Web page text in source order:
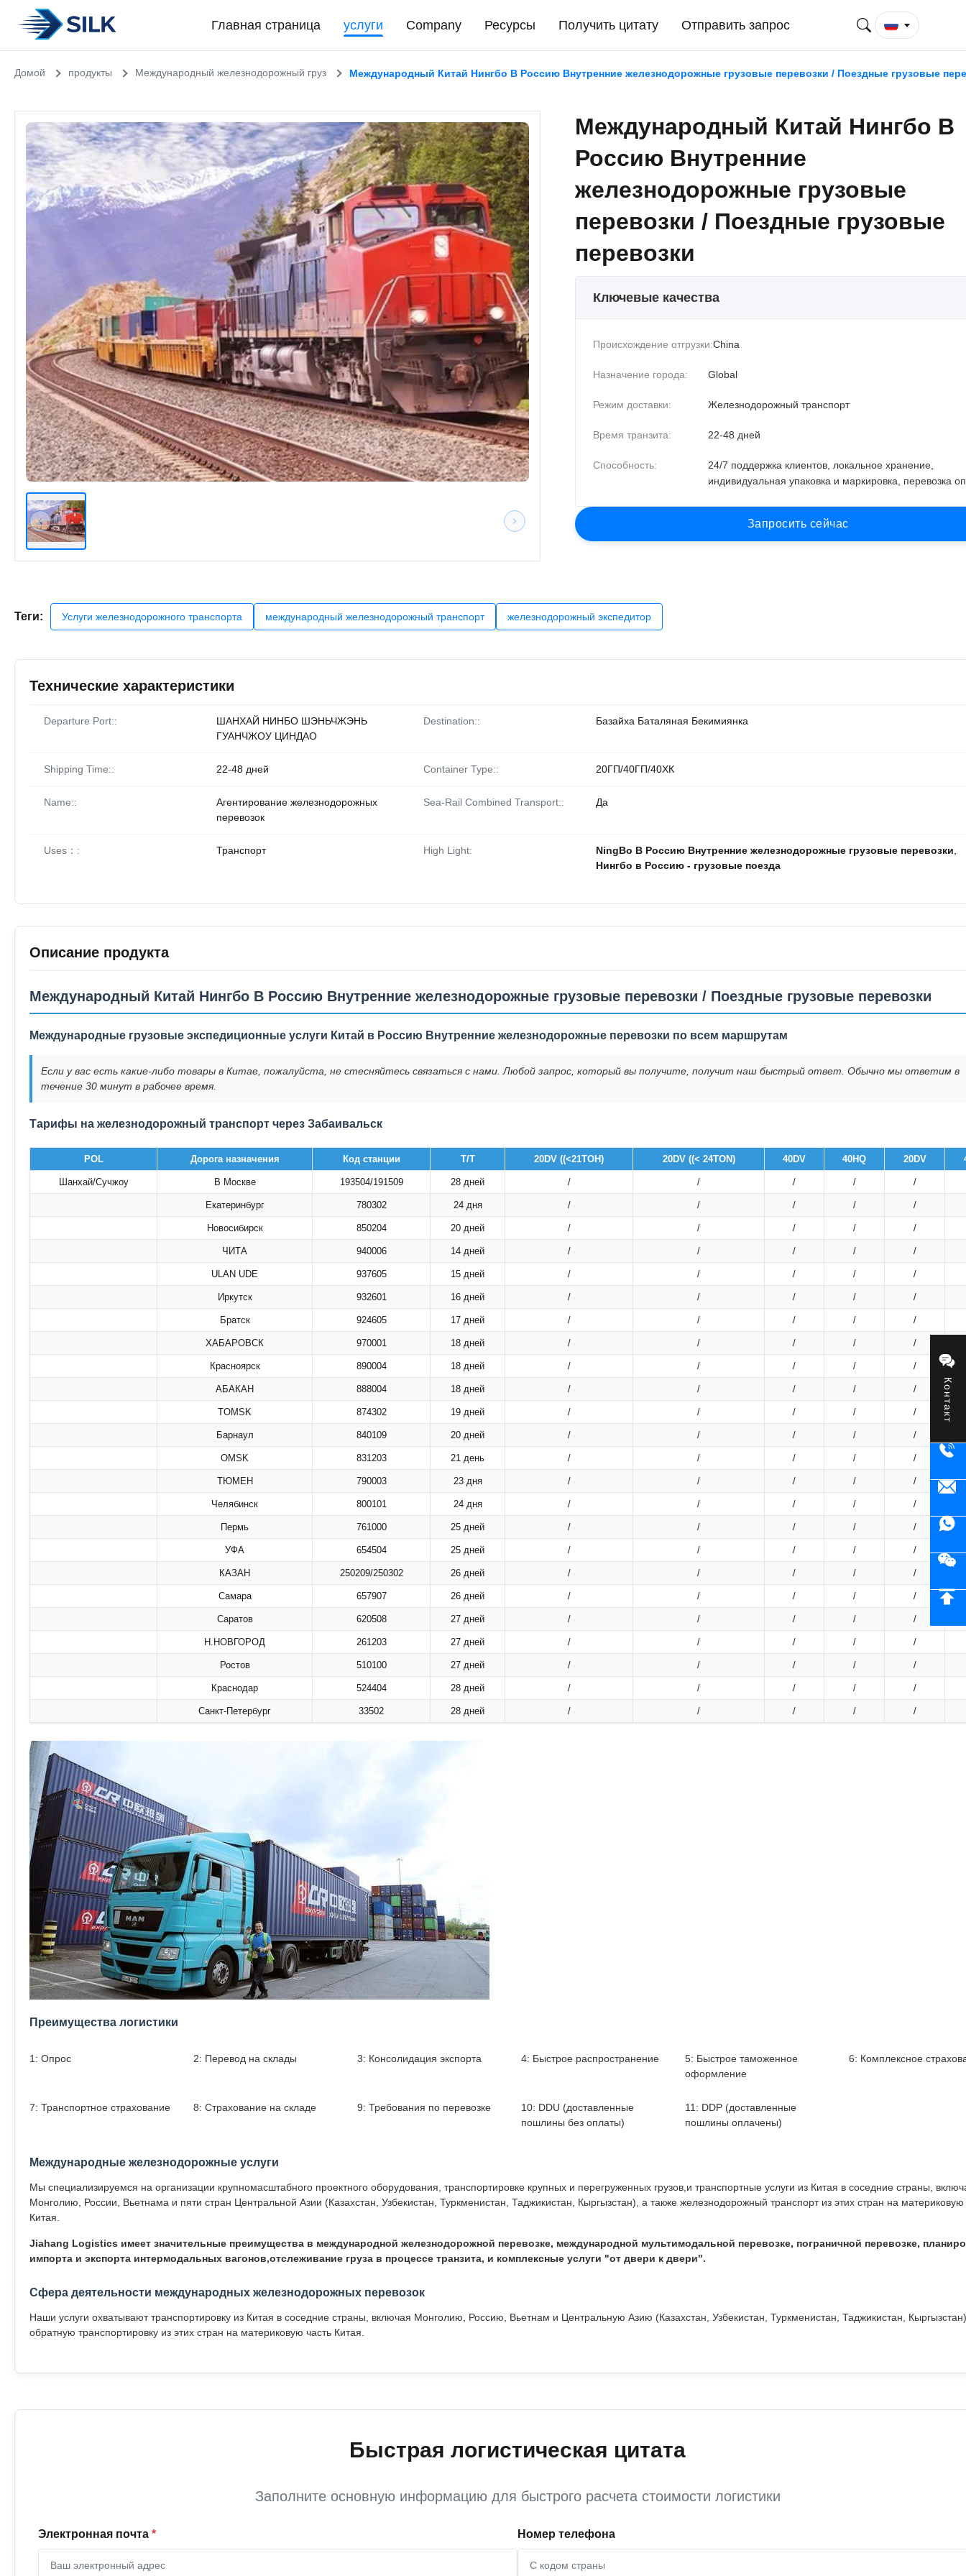
Контакт
Главная страница услуги Company Ресурсы Получить цитату Отправить запрос
Домой продукты Международный железнодорожный груз Международный Китай Нингбо В Россию Внутренние железнодорожные грузовые перевозки / Поездные грузовые
Международный Китай Нингбо В
Россию Внутренние
железнодорожные грузовые
перевозки / Поездные грузовые
перевозки
Ключевые качества
Происхождение отгрузки:China
Назначение города: Global
Режим доставки: Железнодорожный транспорт
Время транзита: 22-48 дней
Способность:
24/7 поддержка клиентов, локальное хранение,
индивидуальная упаковка и маркировка, перевозка
Запросить сейчас
Теги: Услуги железнодорожного транспорта международный железнодорожный транспорт железнодорожный экспедитор
Технические характеристики
Departure Port::
ШАНХАЙ НИНБО ШЭНЬЧЖЭНЬ
ГУАНЧЖОУ ЦИНДАО
Destination:: Базайха Баталяная Бекимиянка
Shipping Time:: 22-48 дней Container Type:: 20ГП/40ГП/40ХК
Name::
Агентирование железнодорожных
перевозок
Sea-Rail Combined Transport:: Да
Uses：: Транспорт High Light: NingBo В Россию Внутренние железнодорожные грузовые перевозки
Нингбо в Россию - грузовые поезда
Описание продукта
Международный Китай Нингбо В Россию Внутренние железнодорожные грузовые перевозки / Поездные грузовые перевозки
Международные грузовые экспедиционные услуги Китай в Россию Внутренние железнодорожные перевозки по всем маршрутам
Если у вас есть какие-либо товары в Китае, пожалуйста, не стесняйтесь связаться с нами. Любой запрос, который вы получите, получит наш быстрый ответ. Обычно мы ответим в
течение 30 минут в рабочее время.
Тарифы на железнодорожный транспорт через Забаивальск
POL Дорога назначения Код станции T/T 20DV ((<21ТОН) 20DV ((< 24TON) 40DV 40HQ 20DV
Шанхай/Сучжоу В Москве 193504/191509 28 дней / / / / /
Екатеринбург 780302 24 дня / / / / /
Новосибирск 850204 20 дней / / / / /
ЧИТА 940006 14 дней / / / / /
ULAN UDE 937605 15 дней / / / / /
Иркутск 932601 16 дней / / / / /
Братск 924605 17 дней / / / / /
ХАБАРОВСК 970001 18 дней / / / / /
Красноярск 890004 18 дней / / / / /
АБАКАН 888004 18 дней / / / / /
TOMSK 874302 19 дней / / / / /
Барнаул 840109 20 дней / / / / /
OMSK 831203 21 день / / / / /
ТЮМЕН 790003 23 дня / / / / /
Челябинск 800101 24 дня / / / / /
Пермь 761000 25 дней / / / / /
УФА 654504 25 дней / / / / /
КАЗАН 250209/250302 26 дней / / / / /
Самара 657907 26 дней / / / / /
Саратов 620508 27 дней / / / / /
Н.НОВГОРОД 261203 27 дней / / / / /
Ростов 510100 27 дней / / / / /
Краснодар 524404 28 дней / / / / /
Санкт-Петербург 33502 28 дней / / / / /
Преимущества логистики
1: Опрос 2: Перевод на склады 3: Консолидация экспорта 4: Быстрое распространение
5: Быстрое таможенное
оформление
6: Комплексное
7: Транспортное страхование 8: Страхование на складе 9: Требования по перевозке
10: DDU (доставленные
пошлины без оплаты)
11: DDP (доставленные
пошлины оплачены)
Международные железнодорожные услуги
Мы специализируемся на организации крупномасштабного проектного оборудования, транспортировке крупных и перегруженных грузов,и транспортные услуги из Китая в соседние страны,
Монголию, России, Вьетнама и пяти стран Центральной Азии (Казахстан, Узбекистан, Туркменистан, Таджикистан, Кыргызстан), а также железнодорожный транспорт из этих стран на материковую
Китая.
Jiahang Logistics имеет значительные преимущества в международной железнодорожной перевозке, международной мультимодальной перевозке, пограничной перевозке,
импорта и экспорта интермодальных вагонов,отслеживание груза в процессе транзита, и комплексные услуги "от двери к двери".
Сфера деятельности международных железнодорожных перевозок
Наши услуги охватывают транспортировку из Китая в соседние страны, включая Монголию, Россию, Вьетнам и Центральную Азию (Казахстан, Узбекистан, Туркменистан, Таджикистан,
обратную транспортировку из этих стран на материковую часть Китая.
Быстрая логистическая цитата
Заполните основную информацию для быстрого расчета стоимости логистики
Электронная почта * Номер телефона